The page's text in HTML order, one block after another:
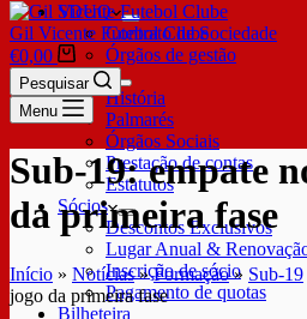
SDUQ
Contrato de Sociedade
Órgãos de gestão
Clube
História
Palmarés
Órgãos Sociais
Prestação de contas
Estatutos
Sócios
Descontos Exclusivos
Lugar Anual &
Inscrição de sócio
Pagamento de quotas
Bilheteira
Gil Vicente Futebol Clube
€0,00
Pesquisar
Menu
Sub-19: empate
da primeira fase
Início » Notícias»Formação» Sub-19
jogo da primeira fase